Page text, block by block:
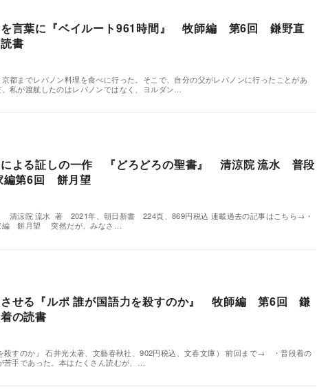
を言葉に『ベイルート961時間』 牧師編 第6回 鎌野直
書
都までレバノン料理を食べに行った。そこで、自分の父がレバノンに行ったことがあ
私が渡航したのはレバノンではなく、ヨルダン…
による証しの一作 『どろどろの聖書』 清涼院 流水 普段
編第6回 餅月望
清涼院 流水 著 2021年、朝日新書 224頁、869円税込 連載過去の記事はこちら→・
編 餅月望 突然だが、みなさ…
させる『ルポ 誰が国語力を殺すのか』 牧師編 第6回 鎌
の読書
殺すのか』 石井光太著、文藝春秋社、902円税込、文春文庫） 前回まで→ ・普段着の
手であった。本はたくさん読むが、…